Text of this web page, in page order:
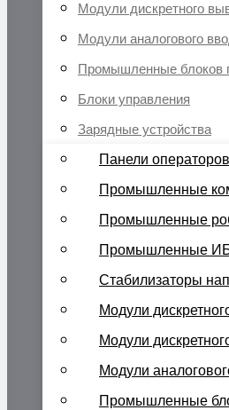
Модули дискретного
Модули аналогового
Промышленные блоков
Блоки управления
Зарядные устройства
Панели
Промышленные
Промышленные
Промышленные
Стабилизаторы
Модули
Модули
Модули
Промышленные